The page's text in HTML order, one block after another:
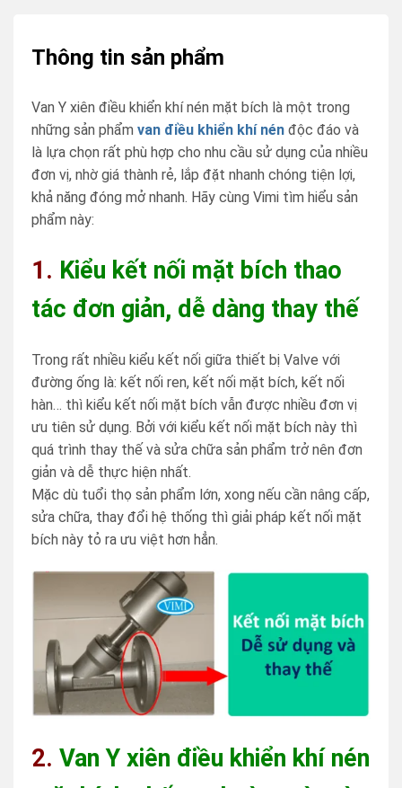
Thông tin sản phẩm
Van Y xiên điều khiển khí nén mặt bích là một trong
những sản phẩm van điều khiển khí nén độc đáo và
là lựa chọn rất phù hợp cho nhu cầu sử dụng của nhiều
đơn vị, nhờ giá thành rẻ, lắp đặt nhanh chóng tiện lợi,
khả năng đóng mở nhanh. Hãy cùng Vimi tìm hiểu sản
phẩm này:
1. Kiểu kết nối mặt bích thao
tác đơn giản, dễ dàng thay thế
Trong rất nhiều kiểu kết nối giữa thiết bị Valve với
đường ống là: kết nối ren, kết nối mặt bích, kết nối
hàn… thì kiểu kết nối mặt bích vẫn được nhiều đơn vị
ưu tiên sử dụng. Bởi với kiểu kết nối mặt bích này thì
quá trình thay thế và sửa chữa sản phẩm trở nên đơn
giản và dễ thực hiện nhất.
Mặc dù tuổi thọ sản phẩm lớn, xong nếu cần nâng cấp,
sửa chữa, thay đổi hệ thống thì giải pháp kết nối mặt
bích này tỏ ra ưu việt hơn hẳn.
2. Van Y xiên điều khiển khí nén